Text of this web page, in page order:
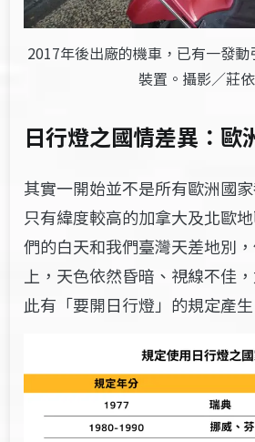
2017年後出廠的機車，已有一發
裝置。攝影／莊
日行燈之國情差異：歐
其實一開始並不是所有歐洲國
只有緯度較高的加拿大及北歐
們的白天和我們臺灣天差地別
上，天色依然昏暗、視線不佳
此有「要開日行燈」的規定產生